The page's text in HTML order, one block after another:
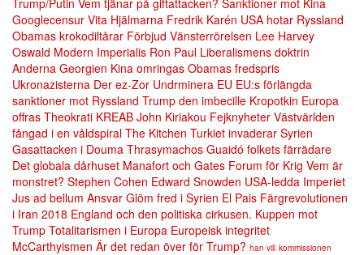
Googlecensur Vita Hjälmarna Fredrik Karén USA hotar Ryssland
Obamas krokodiltårar Förbjud Vänsterrörelsen Lee Harvey
Oswald Modern Imperialis Ron Paul Liberalismens doktrin
Anderna Georgien Kina omringas Obamas fredspris
Ukronazisterna Der ez-Zor Undrminera EU EU:s förlängda
sanktioner mot Ryssland Trump den imbecille Kropotkin Europa
offras Theokrati KREAB John Kiriakou Fejknyheter Västvärlden
fångad i en våldspiral The Kitchen Turkiet invaderar Syrien
Gasattacken i Douma Thrasymachos Guaidó folkets färrädare
Det globala dårhuset Manafort och Gates Forum för Krig Vem är
monstret? Stephen Cohen Edward Snowden USA-ledda Imperiet
Jus ad bellum Ansvar Glöm fred i Syrien El Pais Färgrevolutionen
i Iran 2018 England och den politiska cirkusen. Kuppen mot
Trump Totalitarismen i Europa Europeisk integritet
McCarthyismen Är det redan över för Trump? han vill kommissionen